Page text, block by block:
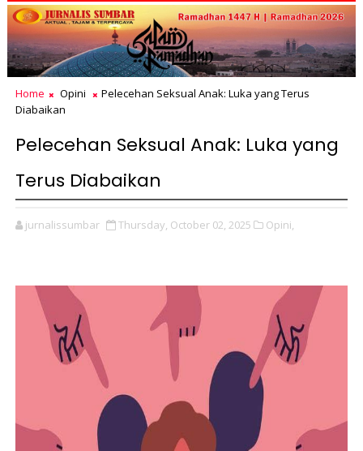
Home Opini
Pelecehan Seksual Anak: Luka yang Terus
Diabaikan
Pelecehan Seksual Anak: Luka yang
Terus Diabaikan
jurnalissumbar Thursday, October 02, 2025 Opini,